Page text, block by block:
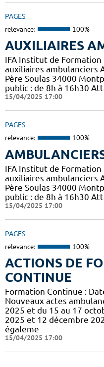
PAGES
relevance: 100%
AUXILIAIRES
IFA Institut de
auxiliaires ambulanciers
Père Soulas 34000
public : de 8h à 16h30
15/04/2025 17:00
PAGES
relevance: 100%
IFA Institut de
auxiliaires ambulanciers
Père Soulas 34000
public : de 8h à 16h30
15/04/2025 17:00
PAGES
relevance: 100%
ACTIONS DE
CONTINUE
Formation Continue :
Nouveaux actes
2025 et du 15 au 17
2025 et 12 décembre
égaleme
15/04/2025 17:00